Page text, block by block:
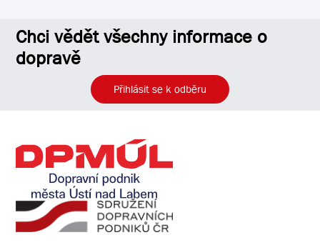
Chci vědět všechny informace o
dopravě
Přihlásit se k odběru